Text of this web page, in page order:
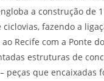
a construção de
fazendo a
Recife com a Ponte
estruturas de
peças que encaixadas